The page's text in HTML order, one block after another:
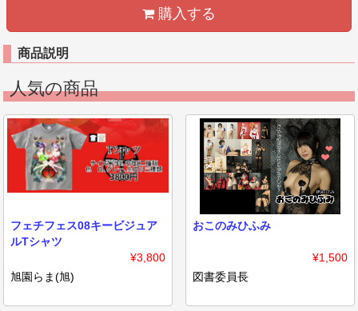
購入する
商品説明
人気の商品
フェチフェス08キービジュア
ルTシャツ
¥3,800
旭園らま(旭)
おこのみひふみ
¥1,500
図書委員長